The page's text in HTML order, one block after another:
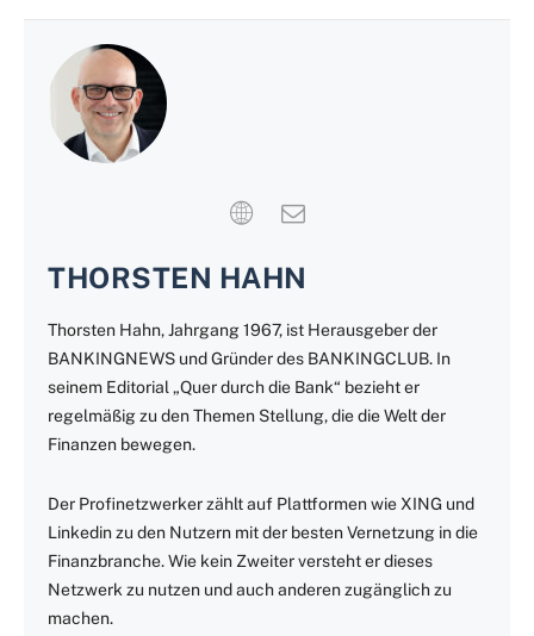
THORSTEN HAHN
Thorsten Hahn, Jahrgang 1967, ist Herausgeber der
BANKINGNEWS und Gründer des BANKINGCLUB. In
seinem Editorial „Quer durch die Bank“ bezieht er
regelmäßig zu den Themen Stellung, die die Welt der
Finanzen bewegen.
Der Profinetzwerker zählt auf Plattformen wie XING und
Linkedin zu den Nutzern mit der besten Vernetzung in die
Finanzbranche. Wie kein Zweiter versteht er dieses
Netzwerk zu nutzen und auch anderen zugänglich zu
machen.